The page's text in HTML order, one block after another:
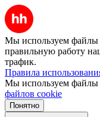
Мы используем файлы
правильную работу
трафик.
Правила
Мы используем файлы
файлов cookie
Понятно